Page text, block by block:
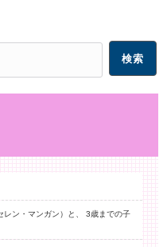
レン・マンガン）と、 3歳までの子